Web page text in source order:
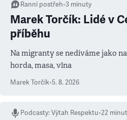
Ranní postřeh•3 minuty
Marek Torčík: Lidé v
příběhu
Na migranty se nedíváme jako
horda, masa, vlna
Marek Torčík•5. 8. 2026
Podcasty:Výtah Respektu•22 minut